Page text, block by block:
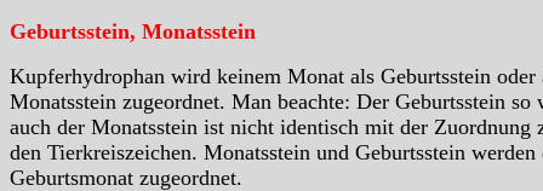
Geburtsstein, Monatsstein
Kupferhydrophan wird keinem Monat als Geburtsstein oder
Monatsstein zugeordnet. Man beachte: Der Geburtsstein so
auch der Monatsstein ist nicht identisch mit der Zuordnung
den Tierkreiszeichen. Monatsstein und Geburtsstein werden
Geburtsmonat zugeordnet.